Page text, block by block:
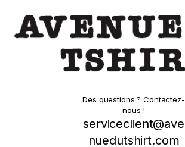
Des questions ? Contactez-
nous !
serviceclient@ave
nuedutshirt.com